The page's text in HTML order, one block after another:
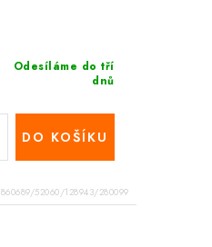
Odesíláme do tří
dnů
DO KOŠÍKU
860689/52060/128943/280099